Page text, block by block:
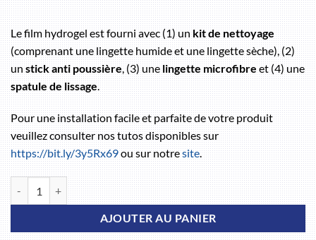
Le film hydrogel est fourni avec (1) unkit de nettoyage
(comprenant une lingette humide et une lingette sèche), (2)
unstick anti poussière, (3) unelingette microfibreet (4) une
spatule de lissage.
Pour une installation facile et parfaite de votre produit
veuillez consulter nos tutos disponibles sur
https://bit.ly/3y5Rx69ou sur notresite.
quantité de Galaxy Tab S10 Lite 10 pouces 9
AJOUTER AU PANIER